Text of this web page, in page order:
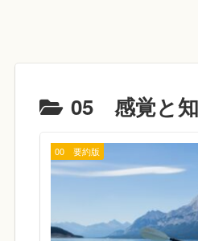
05 感覚と
00 要約版